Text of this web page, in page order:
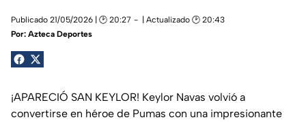
Publicado 21/05/2026 | 🕑 20:27
| Actualizado 🕑 20:43
Por: Azteca Deportes
¡APARECIÓ SAN KEYLOR! Keylor Navas volvió a
convertirse en héroe de Pumas con una impresionante